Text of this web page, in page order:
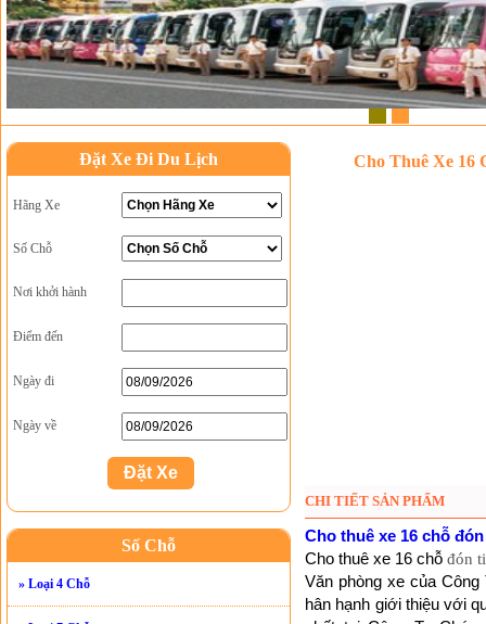
Đặt Xe Đi Du Lịch
Hãng Xe
Số Chỗ
Nơi khởi hành
Điểm đến
Ngày đi
Ngày về
Số Chỗ
» Loại 4 Chỗ
Cho Thuê Xe 16
CHI TIẾT SẢN PHẨM
Cho thuê xe 16 chỗ
Cho thuê xe 16 chỗ đón
Văn phòng xe của
hân hạnh giới thiệu với